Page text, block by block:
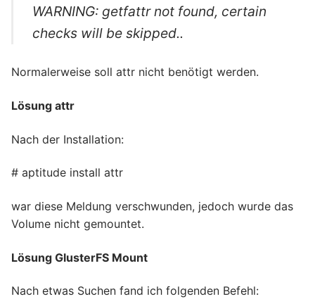
WARNING: getfattr not found, certain
checks will be skipped..
Normalerweise soll attr nicht benötigt werden.
Lösung attr
Nach der Installation:
# aptitude install attr
war diese Meldung verschwunden, jedoch wurde das
Volume nicht gemountet.
Lösung GlusterFS Mount
Nach etwas Suchen fand ich folgenden Befehl: